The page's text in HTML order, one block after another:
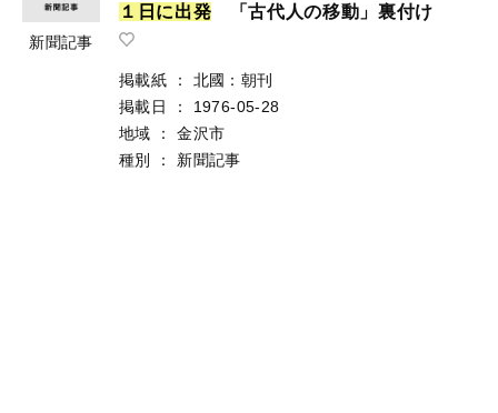
新聞記事
１ 日 に出発 「古代人の移動」裏付け
掲載紙 ：
北國：朝刊
掲載日
：
1976-05-28
地域
：
金沢市
種別
： 新聞記事